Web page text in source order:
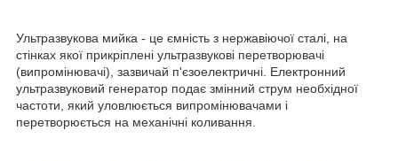
Ультразвукова мийка - це ємність з нержавіючої сталі, на
стінках якої прикріплені ультразвукові перетворювачі
(випромінювачі), зазвичай п'єзоелектричні. Електронний
ультразвуковий генератор подає змінний струм необхідної
частоти, який уловлюється випромінювачами і
перетворюється на механічні коливання.